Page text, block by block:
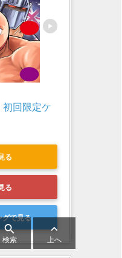
回限定ケ
る
る
で見る

検索

上へ